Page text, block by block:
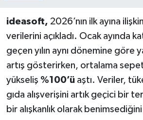
ideasoft, 2026’nın ilk ayına
verilerini açıkladı. Ocak ayında
geçen yılın aynı dönemine göre
artış gösterirken, ortalama
yükseliş %100’üaştı. Veriler,
gıda alışverişini artık geçici bir
bir alışkanlık olarak